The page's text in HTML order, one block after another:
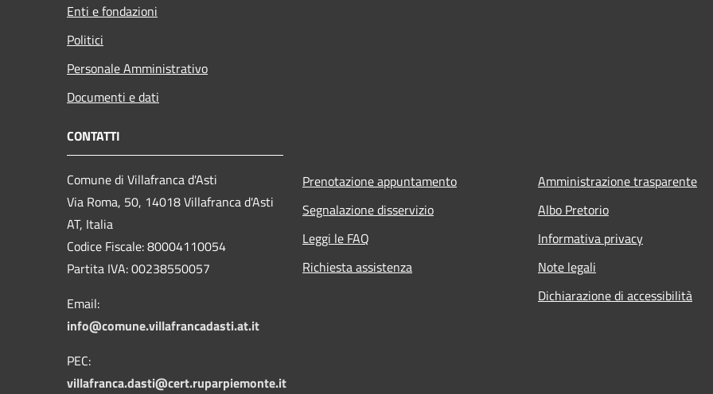
Enti e fondazioni
Politici
Personale Amministrativo
Documenti e dati
CONTATTI
Comune di Villafranca d'Asti
Via Roma, 50, 14018 Villafranca d'Asti
AT, Italia
Codice Fiscale: 80004110054
Partita IVA: 00238550057
Email:
info@comune.villafrancadasti.at.it
PEC:
villafranca.dasti@cert.ruparpiemonte.it
Prenotazione appuntamento
Segnalazione disservizio
Leggi le FAQ
Richiesta assistenza
Amministrazione trasparente
Albo Pretorio
Informativa privacy
Note legali
Dichiarazione di accessibilità